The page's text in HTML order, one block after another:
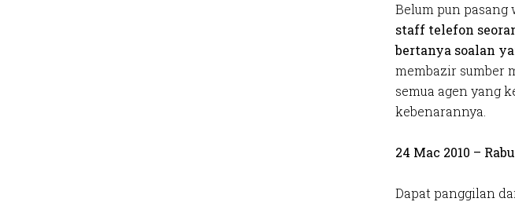
Belum pun pasang
staff telefon
bertanya soalan
membazir sumber
semua agen yang
kebenarannya.
24 Mac 2010 – Rabu
Dapat panggilan